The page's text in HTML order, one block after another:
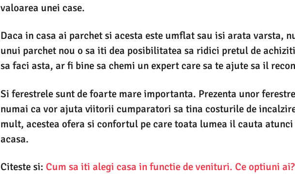
valoarea unei case.
Daca in casa ai parchet si acesta este umflat sau isi arata varsta,
unui parchet nou o sa iti dea posibilitatea sa ridici pretul de
sa faci asta, ar fi bine sa chemi un expert care sa te ajute sa il
Si ferestrele sunt de foarte mare importanta. Prezenta unor
numai ca vor ajuta viitorii cumparatori sa tina costurile de
mult, acestea ofera si confortul pe care toata lumea il cauta atunci
acasa.
Citeste si: Cum sa iti alegi casa in functie de venituri. Ce optiuni ai?